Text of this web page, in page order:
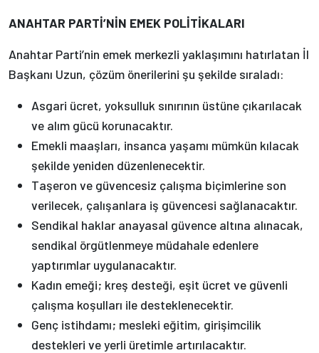
ANAHTAR PARTİ’NİN EMEK POLİTİKALARI
Anahtar Parti’nin emek merkezli yaklaşımını hatırlatan İl
Başkanı Uzun, çözüm önerilerini şu şekilde sıraladı:
Asgari ücret, yoksulluk sınırının üstüne çıkarılacak
ve alım gücü korunacaktır.
Emekli maaşları, insanca yaşamı mümkün kılacak
şekilde yeniden düzenlenecektir.
Taşeron ve güvencesiz çalışma biçimlerine son
verilecek, çalışanlara iş güvencesi sağlanacaktır.
Sendikal haklar anayasal güvence altına alınacak,
sendikal örgütlenmeye müdahale edenlere
yaptırımlar uygulanacaktır.
Kadın emeği; kreş desteği, eşit ücret ve güvenli
çalışma koşulları ile desteklenecektir.
Genç istihdamı; mesleki eğitim, girişimcilik
destekleri ve yerli üretimle artırılacaktır.